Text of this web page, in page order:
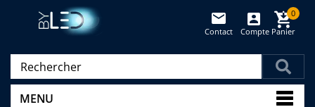
Panier
0
Compte
Contact
MENU